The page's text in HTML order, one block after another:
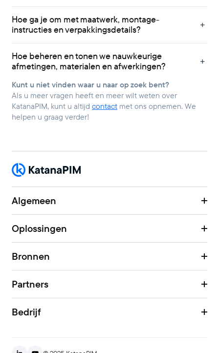
Hoe ga je om met maatwerk, montage-
instructies en verpakkingsdetails?
Hoe beheren en tonen we nauwkeurige
afmetingen, materialen en afwerkingen?
Kunt u niet vinden waar u naar op zoek bent?
Als u meer vragen heeft en meer wilt weten over
KatanaPIM, kunt u altijd contact met ons opnemen. We
helpen u graag verder!
Algemeen
Oplossingen
Bronnen
Partners
Bedrijf